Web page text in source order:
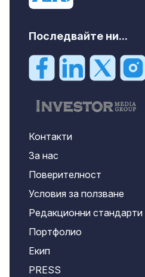
Последвайте ни...
Контакти
За нас
Поверителност
Условия за ползване
Редакционни стандарти
Портфолио
Екип
PRESS